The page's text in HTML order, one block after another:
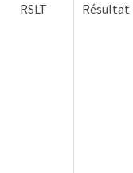
RSLT Résultat